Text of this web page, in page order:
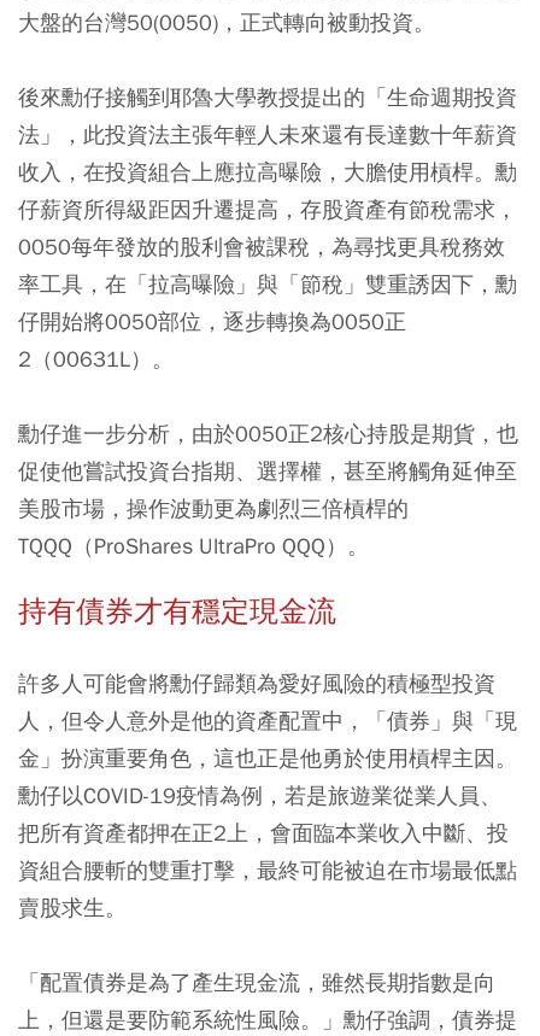
大盤的台灣50(0050)，正式轉向被動投資。
後來勳仔接觸到耶魯大學教授提出的「生命週期投資
法」，此投資法主張年輕人未來還有長達數十年薪資
收入，在投資組合上應拉高曝險，大膽使用槓桿。勳
仔薪資所得級距因升遷提高，存股資產有節稅需求，
0050每年發放的股利會被課稅，為尋找更具稅務效
率工具，在「拉高曝險」與「節稅」雙重誘因下，勳
仔開始將0050部位，逐步轉換為0050正
2（00631L）。
勳仔進一步分析，由於0050正2核心持股是期貨，也
促使他嘗試投資台指期、選擇權，甚至將觸角延伸至
美股市場，操作波動更為劇烈三倍槓桿的
TQQQ（ProShares UltraPro QQQ）。
持有債券才有穩定現金流
許多人可能會將勳仔歸類為愛好風險的積極型投資
人，但令人意外是他的資產配置中，「債券」與「現
金」扮演重要角色，這也正是他勇於使用槓桿主因。
勳仔以COVID-19疫情為例，若是旅遊業從業人員、
把所有資產都押在正2上，會面臨本業收入中斷、投
資組合腰斬的雙重打擊，最終可能被迫在市場最低點
賣股求生。
「配置債券是為了產生現金流，雖然長期指數是向
上，但還是要防範系統性風險。」勳仔強調，債券提